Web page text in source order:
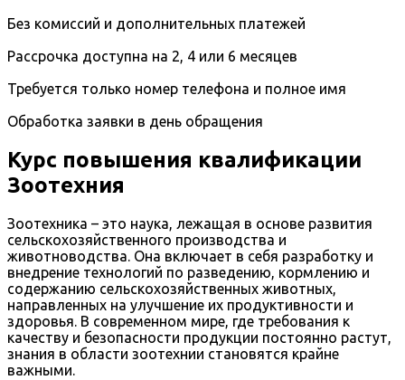
Без комиссий и дополнительных платежей
Рассрочка доступна на 2, 4 или 6 месяцев
Требуется только номер телефона и полное имя
Обработка заявки в день обращения
Курс повышения квалификации
Зоотехния
Зоотехника – это наука, лежащая в основе развития
сельскохозяйственного производства и
животноводства. Она включает в себя разработку и
внедрение технологий по разведению, кормлению и
содержанию сельскохозяйственных животных,
направленных на улучшение их продуктивности и
здоровья. В современном мире, где требования к
качеству и безопасности продукции постоянно растут,
знания в области зоотехнии становятся крайне
важными.